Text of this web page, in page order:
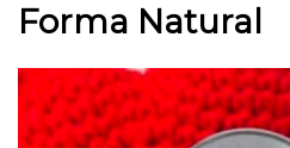
Forma Natural